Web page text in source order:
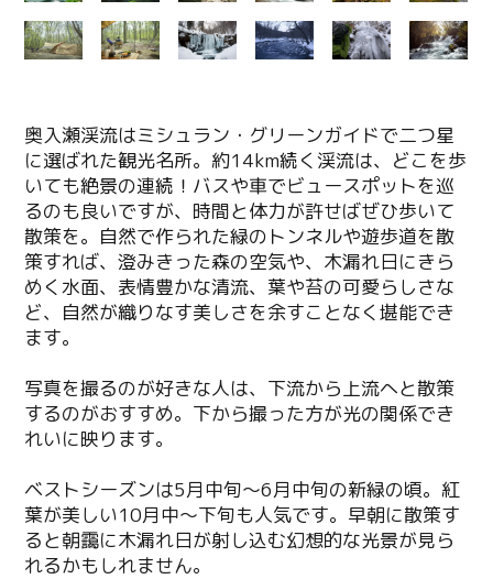
奥入瀬渓流はミシュラン・グリーンガイドで二つ星
に選ばれた観光名所。約14km続く渓流は、どこを歩
いても絶景の連続！バスや車でビュースポットを巡
るのも良いですが、時間と体力が許せばぜひ歩いて
散策を。自然で作られた緑のトンネルや遊歩道を散
策すれば、澄みきった森の空気や、木漏れ日にきら
めく水面、表情豊かな清流、葉や苔の可愛らしさな
ど、自然が織りなす美しさを余すことなく堪能でき
ます。
写真を撮るのが好きな人は、下流から上流へと散策
するのがおすすめ。下から撮った方が光の関係でき
れいに映ります。
ベストシーズンは5月中旬～6月中旬の新緑の頃。紅
葉が美しい10月中～下旬も人気です。早朝に散策す
ると朝靄に木漏れ日が射し込む幻想的な光景が見ら
れるかもしれません。